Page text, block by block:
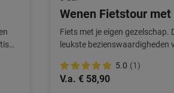
Wenen Fietstour
Fiets met je eigen gezelschap.
leukste bezienswaardigheden
5.0 (1)
V.a. € 58,90